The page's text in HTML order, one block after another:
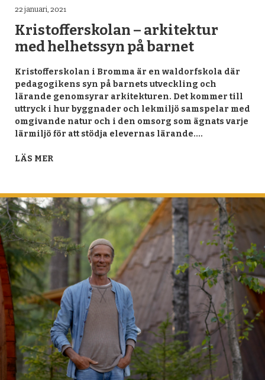
22 januari, 2021
Kristofferskolan – arkitektur
med helhetssyn på barnet
Kristofferskolan i Bromma är en waldorfskola där
pedagogikens syn på barnets utveckling och
lärande genomsyrar arkitekturen. Det kommer till
uttryck i hur byggnader och lekmiljö samspelar med
omgivande natur och i den omsorg som ägnats varje
lärmiljö för att stödja elevernas lärande.…
LÄS MER